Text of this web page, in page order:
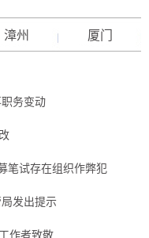
漳州 厦门
务变动
笔试存在组织作弊犯
发出提示
作者致敬